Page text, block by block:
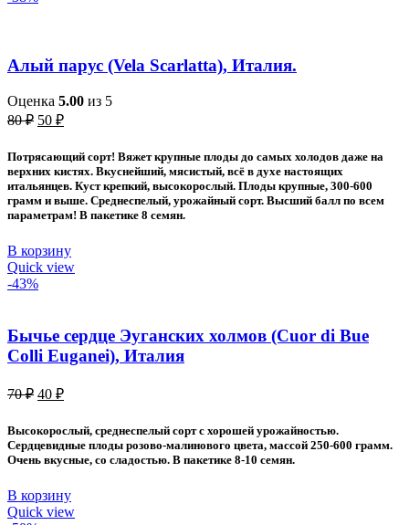
Алый парус (Vela Scarlatta), Италия.
Оценка 5.00 из 5
80₽ Первоначальная
составляла
80 ₽.
50 ₽Текущая
50 ₽.
Потрясающий сорт! Вяжет крупные плоды до самых холодов даже на
верхних кистях. Вкуснейший, мясистый, всё в духе настоящих
итальянцев. Куст крепкий, высокорослый. Плоды крупные, 300-600
грамм и выше. Среднеспелый, урожайный сорт. Высший балл по всем
параметрам! В пакетике 8 семян.
В корзину
Quick view
-43%
Бычье сердце Эуганских холмов (Cuor di Bue
Colli Euganei), Италия
70₽ Первоначальная
составляла
70 ₽.
40 ₽Текущая
40 ₽.
Высокорослый, среднеспелый сорт с хорошей урожайностью.
Сердцевидные плоды розово-малинового цвета, массой 250-600 грамм.
Очень вкусные, со сладостью. В пакетике 8-10 семян.
В корзину
Quick view